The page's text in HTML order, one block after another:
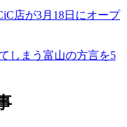
店が3月18日にオープ
しまう富山の方言を5